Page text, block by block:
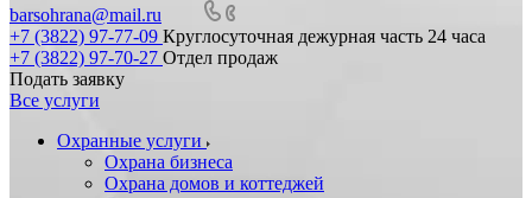
barsohrana@mail.ru
+7 (3822) 97-77-09 Круглосуточная дежурная часть 24 часа
+7 (3822) 97-70-27 Отдел продаж
Подать заявку
Все услуги
Охранные услуги
Охрана бизнеса
Охрана домов и коттеджей